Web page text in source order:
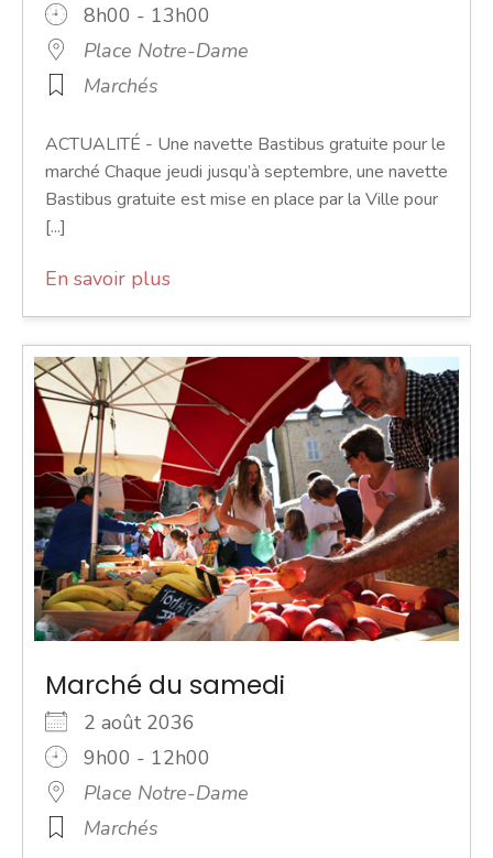
8h00 - 13h00
Place Notre-Dame
Marchés
ACTUALITÉ - Une navette Bastibus gratuite pour le
marché Chaque jeudi jusqu’à septembre, une navette
Bastibus gratuite est mise en place par la Ville pour
[...]
En savoir plus
Marché du samedi
2 août 2036
9h00 - 12h00
Place Notre-Dame
Marchés